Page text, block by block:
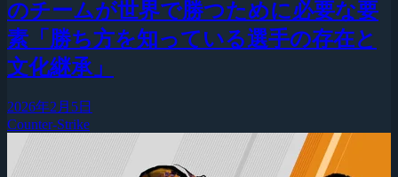
のチームが世界で勝つために必要な要
素「勝ち方を知っている選手の存在と
文化継承」
2026年2月5日
Counter-Strike